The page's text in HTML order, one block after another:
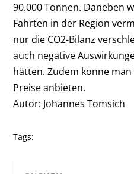
90.000 Tonnen. Daneben
Fahrten in der Region
nur die CO2-Bilanz
auch negative
hätten. Zudem könne
Preise anbieten.
Autor: Johannes Tomsich
Tags: